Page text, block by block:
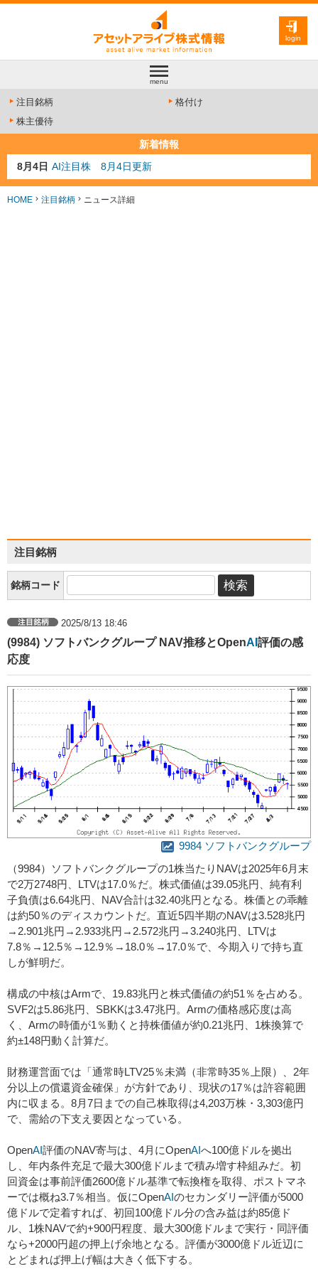
login
menu
注目銘柄
格付け
株主優待
新着情報
8月4日 AI注目株 8月4日更新
8月3日 人気業種注目株 8月3日更新
8月2日 金融注目株 8月2日更新
HOME 注目銘柄 ニュース詳細
注目銘柄
銘柄コード
2025/8/13 18:46
(9984) ソフトバンクグループ NAV推移とOpenAI評価の感
応度
9984 ソフトバンクグループ
（9984）ソフトバンクグループの1株当たりNAVは2025年6月末
で2万2748円、LTVは17.0％だ。株式価値は39.05兆円、純有利
子負債は6.64兆円、NAV合計は32.40兆円となる。株価との乖離
は約50％のディスカウントだ。直近5四半期のNAVは3.528兆円
→2.901兆円→2.933兆円→2.572兆円→3.240兆円、LTVは
7.8％→12.5％→12.9％→18.0％→17.0％で、今期入りで持ち直
しが鮮明だ。
構成の中核はArmで、19.83兆円と株式価値の約51％を占める。
SVF2は5.86兆円、SBKKは3.47兆円。Armの価格感応度は高
く、Armの時価が1％動くと持株価値が約0.21兆円、1株換算で
約±148円動く計算だ。
財務運営面では「通常時LTV25％未満（非常時35％上限）、2年
分以上の償還資金確保」が方針であり、現状の17％は許容範囲
内に収まる。8月7日までの自己株取得は4,203万株・3,303億円
で、需給の下支え要因となっている。
OpenAI評価のNAV寄与は、4月にOpenAIへ100億ドルを拠出
し、年内条件充足で最大300億ドルまで積み増す枠組みだ。初
回資金は事前評価2600億ドル基準で転換権を取得、ポストマネ
ーでは概ね3.7％相当。仮にOpenAIのセカンダリー評価が5000
億ドルで定着すれば、初回100億ドル分の含み益は約85億ド
ル、1株NAVで約+900円程度、最大300億ドルまで実行・同評価
なら+2000円超の押上げ余地となる。評価が3000億ドル近辺に
とどまれば押上げ幅は大きく低下する。